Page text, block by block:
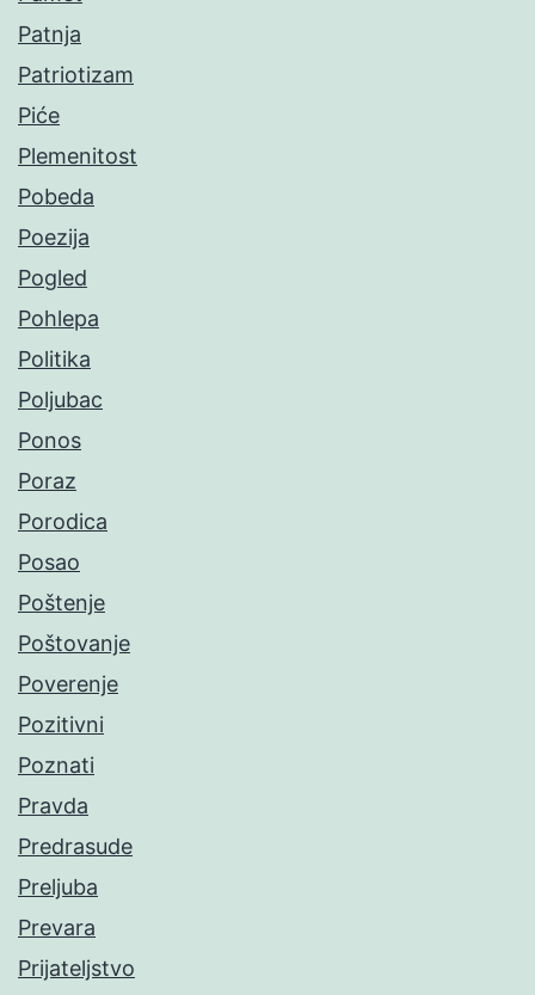
Patnja
Patriotizam
Piće
Plemenitost
Pobeda
Poezija
Pogled
Pohlepa
Politika
Poljubac
Ponos
Poraz
Porodica
Posao
Poštenje
Poštovanje
Poverenje
Pozitivni
Poznati
Pravda
Predrasude
Preljuba
Prevara
Prijateljstvo